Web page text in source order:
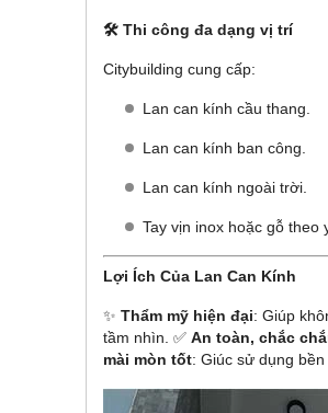
🛠️ Thi công đa dạng vị trí
Citybuilding cung cấp:
Lan can kính cầu thang.
Lan can kính ban công.
Lan can kính ngoài trời.
Tay vịn inox hoặc gỗ theo
Lợi Ích Của Lan Can Kính
✨ Thẩm mỹ hiện đại: Giúp
tầm nhìn. ✅ An toàn, chắc
mài mòn tốt: Giúc sử dụng bền